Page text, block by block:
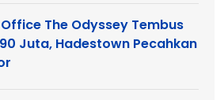
The Odyssey Tembus
Juta, Hadestown Pecahkan